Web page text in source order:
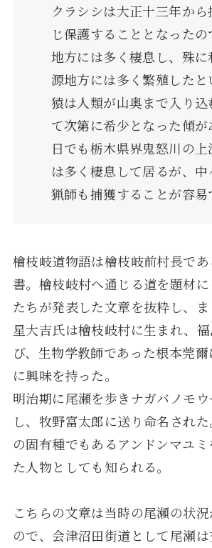
クラシシは大正十三年か
じ保護することとなった
地方には多く棲息し、殊に
源地方には多く繁殖したと
猿は人類が山奥まで入り込
て次第に希少となった傾
日でも栃木県界鬼怒川の上
は多く棲息して居るが、
猟師も捕獲することが容易
檜枝岐道物語は檜枝岐前村長で
書。檜枝岐村へ通じる道を題材
たちが発表した文章を抜粋し、ま
星大吉氏は檜枝岐村に生まれ、
び、生物学教師であった根本莞
に興味を持った。
明治期に尾瀬を歩きナガバノモ
し、牧野富太郎に送り命名され
の固有種でもあるアンドンマユ
た人物としても知られる。
こちらの文章は当時の尾瀬の状
ので、会津沼田街道として尾瀬